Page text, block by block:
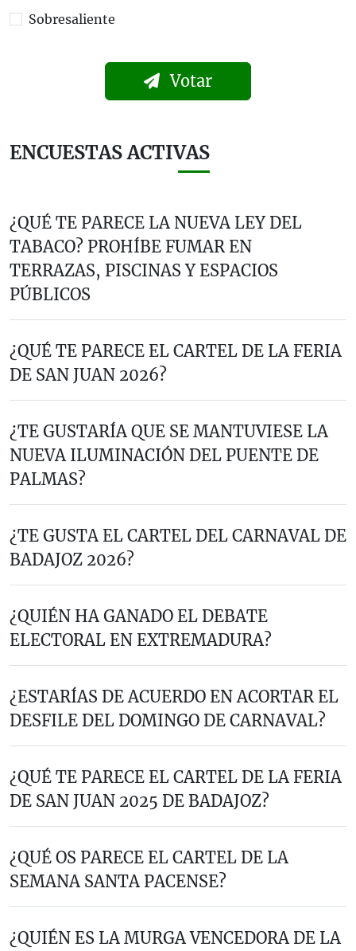
Sobresaliente
Votar
ENCUESTAS ACTIVAS
¿QUÉ TE PARECE LA NUEVA LEY DEL
TABACO? PROHÍBE FUMAR EN
TERRAZAS, PISCINAS Y ESPACIOS
PÚBLICOS
¿QUÉ TE PARECE EL CARTEL DE LA FERIA
DE SAN JUAN 2026?
¿TE GUSTARÍA QUE SE MANTUVIESE LA
NUEVA ILUMINACIÓN DEL PUENTE DE
PALMAS?
¿TE GUSTA EL CARTEL DEL CARNAVAL DE
BADAJOZ 2026?
¿QUIÉN HA GANADO EL DEBATE
ELECTORAL EN EXTREMADURA?
¿ESTARÍAS DE ACUERDO EN ACORTAR EL
DESFILE DEL DOMINGO DE CARNAVAL?
¿QUÉ TE PARECE EL CARTEL DE LA FERIA
DE SAN JUAN 2025 DE BADAJOZ?
¿QUÉ OS PARECE EL CARTEL DE LA
SEMANA SANTA PACENSE?
¿QUIÉN ES LA MURGA VENCEDORA DE LA